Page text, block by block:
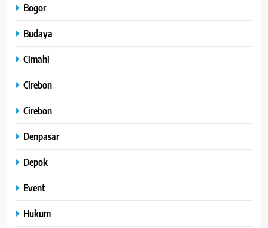
Bogor
Budaya
Cimahi
Cirebon
Cirebon
Denpasar
Depok
Event
Hukum